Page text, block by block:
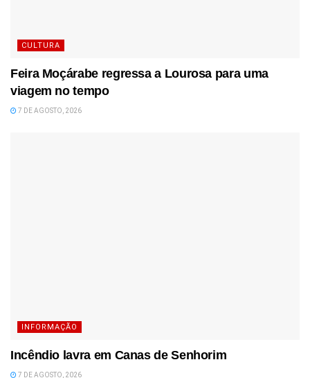
CULTURA
Feira Moçárabe regressa a Lourosa para uma
viagem no tempo
7 DE AGOSTO, 2026
INFORMAÇÃO
Incêndio lavra em Canas de Senhorim
7 DE AGOSTO, 2026